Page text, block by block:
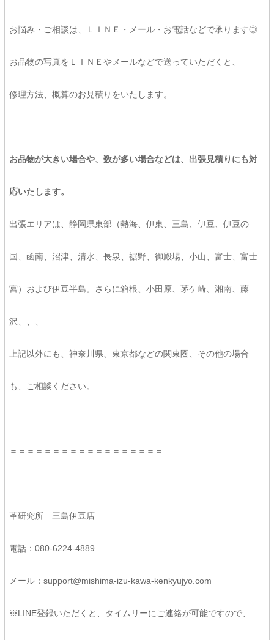
お悩み・ご相談は、ＬＩＮＥ・メール・お電話などで承ります◎
お品物の写真をＬＩＮＥやメールなどで送っていただくと、
修理方法、概算のお見積りをいたします。
お品物が大きい場合や、数が多い場合などは、出張見積りにも対
応いたします。
出張エリアは、静岡県東部（熱海、伊東、三島、伊豆、伊豆の
国、函南、沼津、清水、長泉、裾野、御殿場、小山、富士、富士
宮）および伊豆半島。さらに箱根、小田原、茅ケ崎、湘南、藤
沢、、、
上記以外にも、神奈川県、東京都などの関東圏、その他の場合
も、ご相談ください。
＝＝＝＝＝＝＝＝＝＝＝＝＝＝＝＝＝＝
革研究所 三島伊豆店
電話：080-6224-4889
メール：support@mishima-izu-kawa-kenkyujyo.com
※LINE登録いただくと、タイムリーにご連絡が可能ですので、